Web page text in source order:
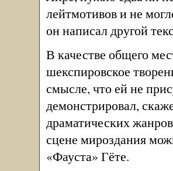
лейтмотивов и не
он написал другой
В качестве общего
шекспировское
смысле, что ей не
демонстрировал,
драматических
сцене мироздания
«Фауста» Гёте.